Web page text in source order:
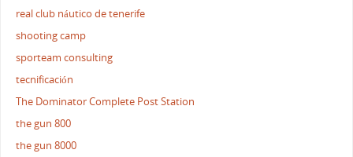
real club náutico de tenerife
shooting camp
sporteam consulting
tecnificación
The Dominator Complete Post Station
the gun 800
the gun 8000